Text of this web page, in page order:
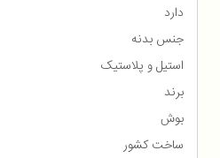
دارد
جنس بدنه
استیل و پلاستیک
برند
بوش
ساخت کشور